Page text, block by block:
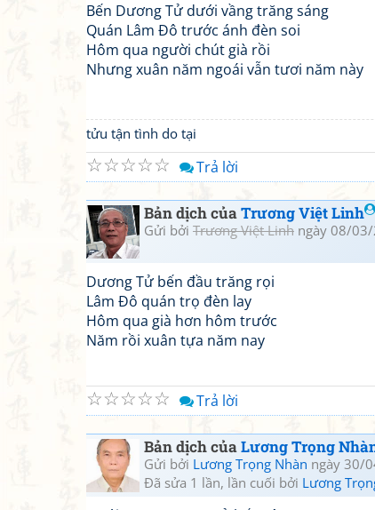
Bến Dương Tử dưới vầng trăng sáng
Quán Lâm Đô trước ánh đèn soi
Hôm qua người chút già rồi
Nhưng xuân năm ngoái vẫn tươi năm này
tửu tận tình do tại
☆
☆
☆
☆
☆ Trả lời
Bản dịch củaTrương Việt Linh
Gửi bởi Trương Việt Linh ngày 08/
Dương Tử bến đầu trăng rọi
Lâm Đô quán trọ đèn lay
Hôm qua già hơn hôm trước
Năm rồi xuân tựa năm nay
☆
☆
☆
☆
☆ Trả lời
Bản dịch củaLương Trọng
Gửi bởi Lương Trọng Nhàn ngày 30/
Đã sửa 1 lần, lần cuối bởi Lương